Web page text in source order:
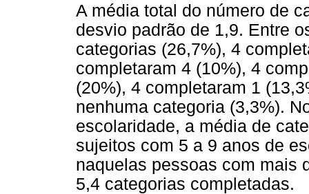
A média total do número de
desvio padrão de 1,9. Entre
categorias (26,7%), 4
completaram 4 (10%), 4
(20%), 4 completaram 1
nenhuma categoria (3,3%).
escolaridade, a média de
sujeitos com 5 a 9 anos de
naquelas pessoas com mais
5,4 categorias completadas.